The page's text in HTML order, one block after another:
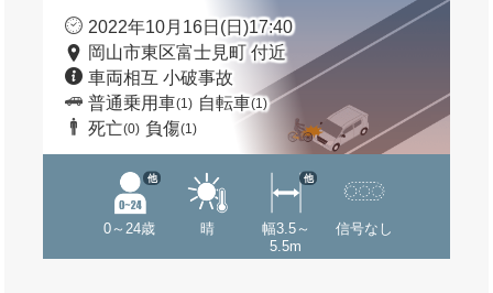
2022年10月16日(日)17:40
岡山市東区富士見町 付近
車両相互 小破事故
普通乗用車(1) 自転車(1)
死亡(0) 負傷(1)
0～24歳
他
晴
幅3.5～
5.5m
他
信号なし